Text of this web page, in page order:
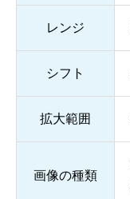
レンジ
シフト
拡大範囲
画像の種類